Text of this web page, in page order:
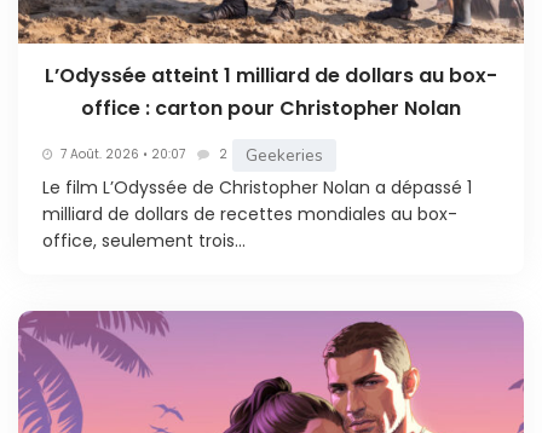
L’Odyssée atteint 1 milliard de dollars au box-
office : carton pour Christopher Nolan
7 Août. 2026 • 20:07 2 Geekeries
Le film L’Odyssée de Christopher Nolan a dépassé 1
milliard de dollars de recettes mondiales au box-
office, seulement trois...